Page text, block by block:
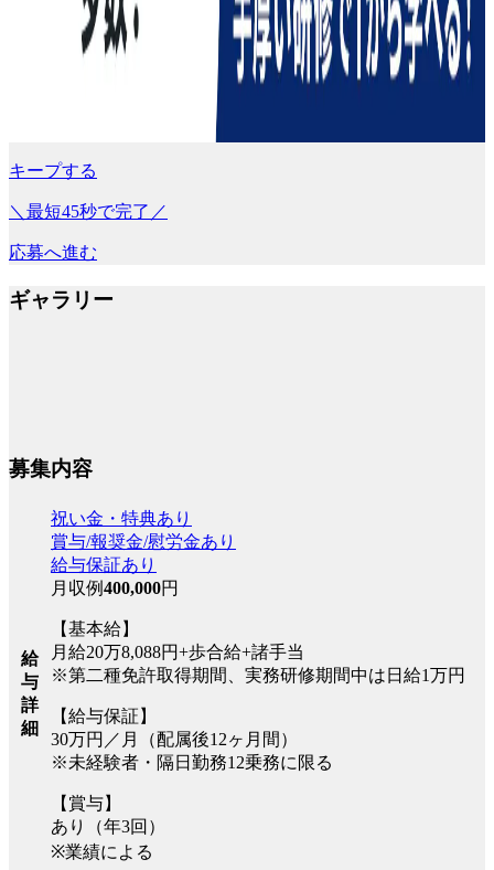
キープする
＼最短45秒で完了／
応募へ進む
ギャラリー
募集内容
給
与
詳
細
祝い金・特典あり
賞与/報奨金/慰労金あり
給与保証あり
月収例400,000円
【基本給】
月給20万8,088円+歩合給+諸手当
※第二種免許取得期間、実務研修期間中は日給1万円
【給与保証】
30万円／月（配属後12ヶ月間）
※未経験者・隔日勤務12乗務に限る
【賞与】
あり（年3回）
※業績による